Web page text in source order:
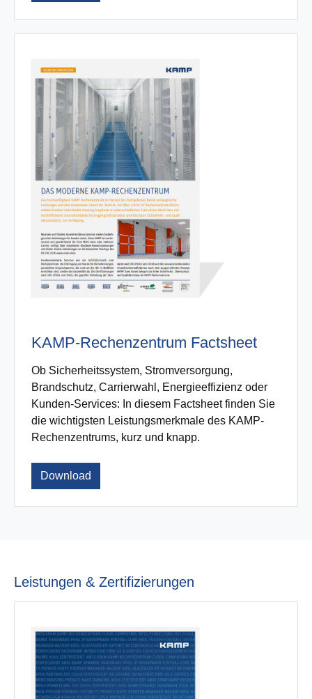
KAMP-Rechenzentrum Factsheet
Ob Sicherheitssystem, Stromversorgung,
Brandschutz, Carrierwahl, Energieeffizienz oder
Kunden-Services: In diesem Factsheet finden Sie
die wichtigsten Leistungsmerkmale des KAMP-
Rechenzentrums, kurz und knapp.
Download
Leistungen & Zertifizierungen